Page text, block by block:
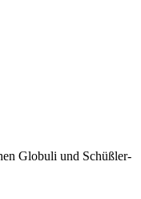
Globuli und Schüßler-